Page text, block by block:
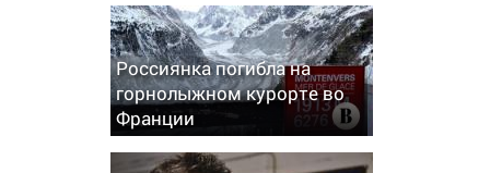
Россиянка погибла на
горнолыжном курорте во
Франции